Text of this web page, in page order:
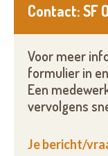
Contact: SF
Voor meer
formulier in
Een
vervolgens
Je bericht/